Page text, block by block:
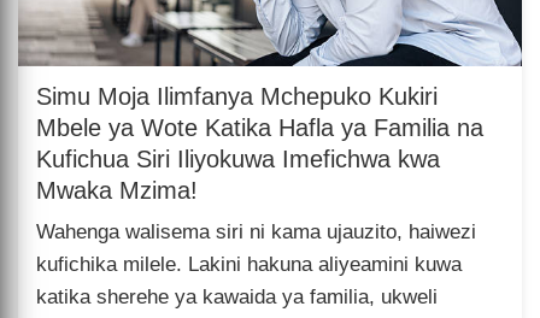
Simu Moja Ilimfanya Mchepuko Kukiri
Mbele ya Wote Katika Hafla ya Familia na
Kufichua Siri Iliyokuwa Imefichwa kwa
Mwaka Mzima!
Wahenga walisema siri ni kama ujauzito, haiwezi
kufichika milele. Lakini hakuna aliyeamini kuwa
katika sherehe ya kawaida ya familia, ukweli